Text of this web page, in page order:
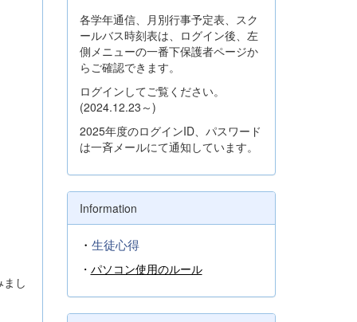
し
各学年通信、月別行事予定表、スク
ールバス時刻表は、ログイン後、左
側メニューの一番下保護者ページか
らご確認できます。
ログインしてご覧ください。
(2024.12.23～)
2025年度のログインID、パスワード
は一斉メールにて通知しています。
Information
・ 生徒心得
・ パソコン使用のルール